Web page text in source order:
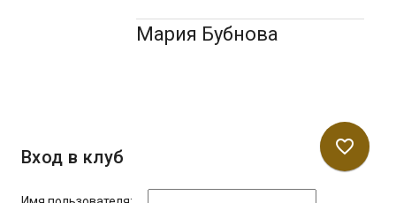
Мария Бубнова
Вход в клуб favorite_border